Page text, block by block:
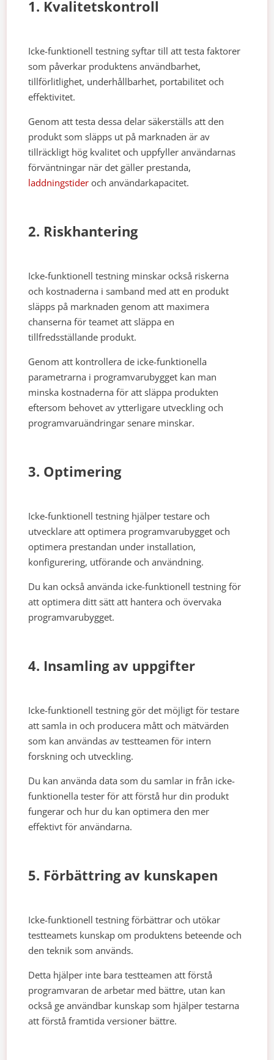
1. Kvalitetskontroll
Icke-funktionell testning syftar till att testa faktorer
som påverkar produktens användbarhet,
tillförlitlighet, underhållbarhet, portabilitet och
effektivitet.
Genom att testa dessa delar säkerställs att den
produkt som släpps ut på marknaden är av
tillräckligt hög kvalitet och uppfyller användarnas
förväntningar när det gäller prestanda,
laddningstider och användarkapacitet.
2. Riskhantering
Icke-funktionell testning minskar också riskerna
och kostnaderna i samband med att en produkt
släpps på marknaden genom att maximera
chanserna för teamet att släppa en
tillfredsställande produkt.
Genom att kontrollera de icke-funktionella
parametrarna i programvarubygget kan man
minska kostnaderna för att släppa produkten
eftersom behovet av ytterligare utveckling och
programvaruändringar senare minskar.
3. Optimering
Icke-funktionell testning hjälper testare och
utvecklare att optimera programvarubygget och
optimera prestandan under installation,
konfigurering, utförande och användning.
Du kan också använda icke-funktionell testning för
att optimera ditt sätt att hantera och övervaka
programvarubygget.
4. Insamling av uppgifter
Icke-funktionell testning gör det möjligt för testare
att samla in och producera mått och mätvärden
som kan användas av testteamen för intern
forskning och utveckling.
Du kan använda data som du samlar in från icke-
funktionella tester för att förstå hur din produkt
fungerar och hur du kan optimera den mer
effektivt för användarna.
5. Förbättring av kunskapen
Icke-funktionell testning förbättrar och utökar
testteamets kunskap om produktens beteende och
den teknik som används.
Detta hjälper inte bara testteamen att förstå
programvaran de arbetar med bättre, utan kan
också ge användbar kunskap som hjälper testarna
att förstå framtida versioner bättre.